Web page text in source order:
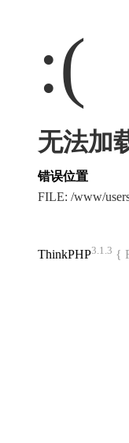
:(
无法加
错误位置
FILE: /www/
ThinkPHP3.1.3 {